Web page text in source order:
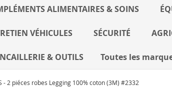
ALIMENTAIRES & SOINS
VÉHICULES SÉCURITÉ
& OUTILS Toutes les
- 2 piéces robes Legging 100% coton (3M) #2332